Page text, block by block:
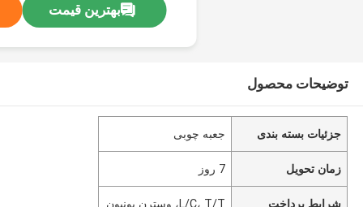
بهترین قیمت
توضیحات محصول
جزئیات بسته بندی جعبه چوبی
زمان تحویل 7 روز
شرایط پرداخت L/C، T/T، وسترن یونیون